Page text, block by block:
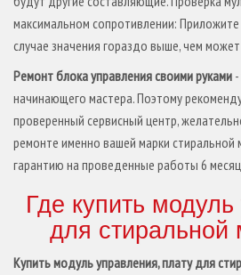
максимальном сопротивлении:
случае значения гораздо выше, чем
Ремонт блока управления своими руками
начинающего мастера. Поэтому
проверенный сервисный центр,
ремонте именно вашей марки
гарантию на проведенные работы 6
Где купить
для
Купить модуль управления, плату для